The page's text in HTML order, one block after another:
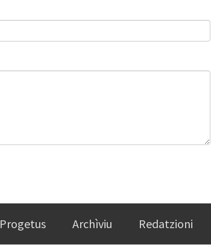
Progetus Archìviu Redatzioni